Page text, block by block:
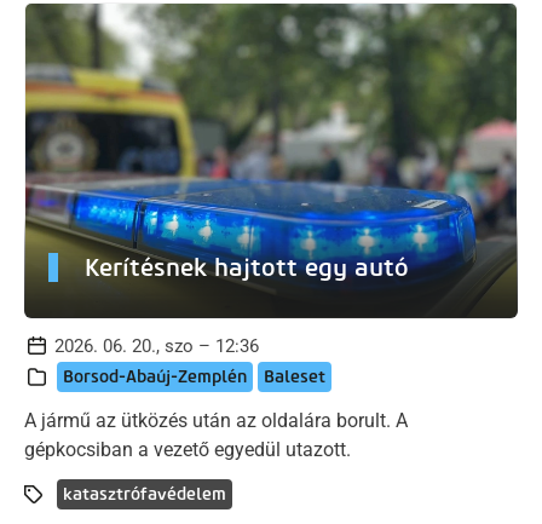
Kerítésnek hajtott egy autó
2026. 06. 20., szo – 12:36
Borsod-Abaúj-Zemplén Baleset
A jármű az ütközés után az oldalára borult. A
gépkocsiban a vezető egyedül utazott.
katasztrófavédelem